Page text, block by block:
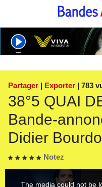
Partager | Exporter | 783
38°5 QUAI
Bande-
Didier
Notez